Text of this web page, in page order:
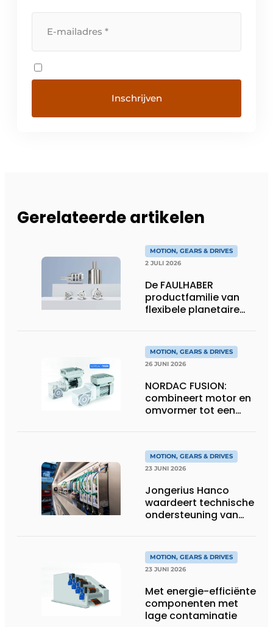
Gerelateerde artikelen
MOTION, GEARS & DRIVES
2 JULI 2026
De FAULHABER
productfamilie van
flexibele planetaire
MOTION, GEARS & DRIVES
26 JUNI 2026
NORDAC FUSION:
combineert motor en
omvormer tot een
eenheid
MOTION, GEARS & DRIVES
23 JUNI 2026
Jongerius Hanco
waardeert technische
ondersteuning van
MOTION, GEARS & DRIVES
23 JUNI 2026
Met energie-efficiënte
componenten met
lage contaminatie